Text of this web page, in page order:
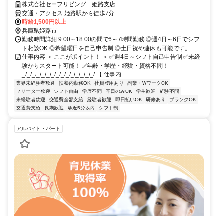
株式会社セーフリビング 姫路支店
交通・アクセス 姫路駅から徒歩7分
時給1,500円以上
兵庫県姫路市
勤務時間詳細 9:00～18:00の間で6～7時間勤務 ◎週4日～6日でシフ
ト相談OK ◎希望曜日を自己申告制 ◎土日祝や連休も可能です。
仕事内容 ＜ ここがポイント！ ＞ ✅週4日～シフト自己申告制 ✅未経
験からスタート可能！ ✅年齢・学歴・経験・資格不問！
_/_/_/_/_/_/_/_/_/_/_/_/_/_/_/ 【 仕事内...
業界未経験者歓迎 扶養内勤務OK 社員登用あり
副業・WワークOK
フリーター歓迎
シフト自由 学歴不問 平日のみOK 学生歓迎
経験不問
未経験者歓迎
交通費全額支給 経験者歓迎 即日払いOK 研修あり
ブランクOK
交通費支給
長期歓迎 駅近5分以内 シフト制
アルバイト・パート